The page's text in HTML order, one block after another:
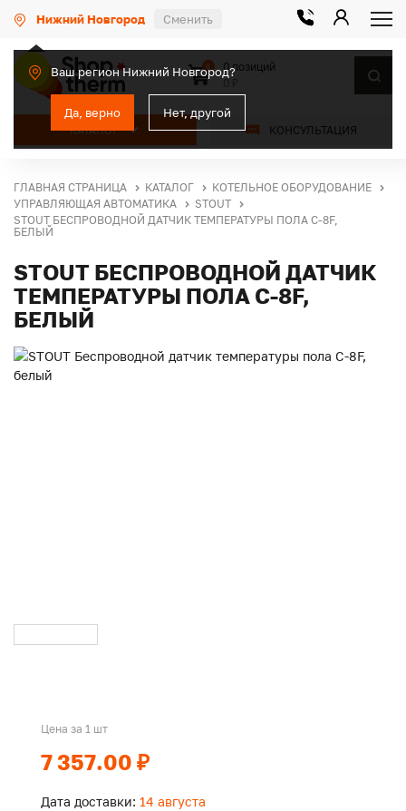
Нижний Новгород Сменить
Ваш регион Нижний Новгород?
Да, верно Нет, другой
КАТАЛОГ КОНСУЛЬТАЦИЯ
0
0 позиций
ГЛАВНАЯ СТРАНИЦА КАТАЛОГ
КОТЕЛЬНОЕ ОБОРУДОВАНИЕ
УПРАВЛЯЮЩАЯ АВТОМАТИКА
STOUT
STOUT БЕСПРОВОДНОЙ ДАТЧИК ТЕМПЕРАТУРЫ ПОЛА С-8F,
БЕЛЫЙ
STOUT БЕСПРОВОДНОЙ ДАТЧИК
ТЕМПЕРАТУРЫ ПОЛА С-8F,
БЕЛЫЙ
Цена за 1 шт
7 357.00 ₽
Дата доставки: 14 августа